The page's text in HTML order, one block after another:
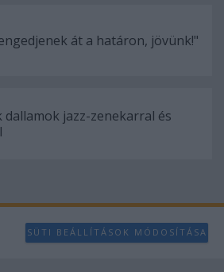
át a határon, jövünk!"
dallamok jazz-zenekarral és
SÜTI BEÁLLÍTÁSOK MÓDOSÍTÁSA